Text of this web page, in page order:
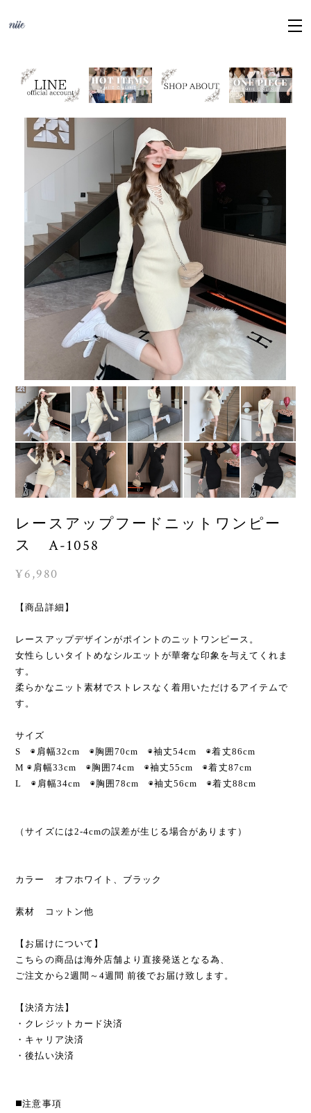
レースアップフードニットワンピー
ス A-1058
¥6,980
【商品詳細】
レースアップデザインがポイントのニットワンピース。
女性らしいタイトめなシルエットが華奢な印象を与えてくれま
す。
柔らかなニット素材でストレスなく着用いただけるアイテムで
す。
サイズ
S ◉肩幅32cm ◉胸囲70cm ◉袖丈54cm ◉着丈86cm
M ◉肩幅33cm ◉胸囲74cm ◉袖丈55cm ◉着丈87cm
L ◉肩幅34cm ◉胸囲78cm ◉袖丈56cm ◉着丈88cm
（サイズには2-4cmの誤差が生じる場合があります）
カラー オフホワイト、ブラック
素材 コットン他
【お届けについて】
こちらの商品は海外店舗より直接発送となる為、
ご注文から2週間～4週間 前後でお届け致します。
【決済方法】
・クレジットカード決済
・キャリア決済
・後払い決済
◼️注意事項